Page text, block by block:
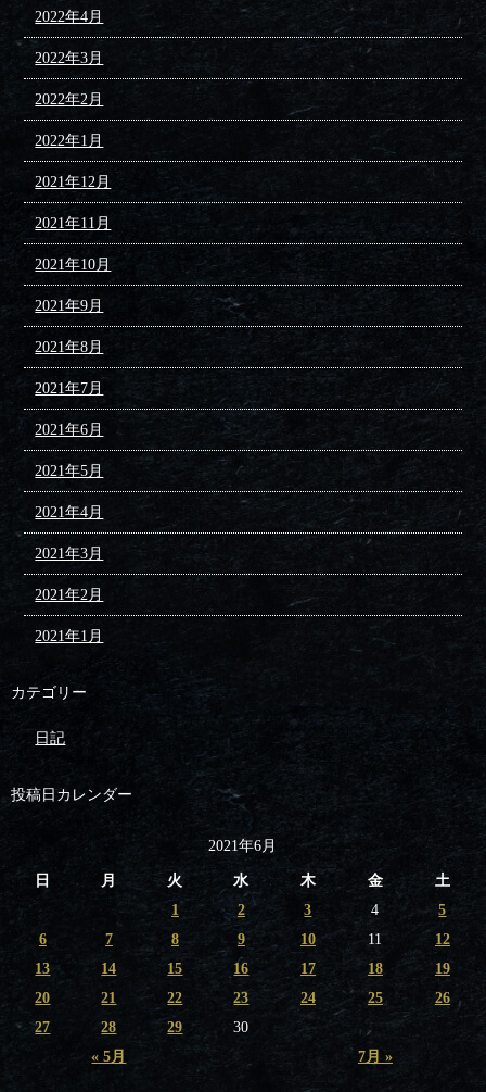
2022年4月
2022年3月
2022年2月
2022年1月
2021年12月
2021年11月
2021年10月
2021年9月
2021年8月
2021年7月
2021年6月
2021年5月
2021年4月
2021年3月
2021年2月
2021年1月
カテゴリー
日記
投稿日カレンダー
2021年6月
日 月 火 水 木 金 土
« 5月 7月 »
1 2 3 4
5
6
7 8 9 10 11
12
13
14 15 16 17 18
19
20
21 22 23 24 25
26
27
28 29 30